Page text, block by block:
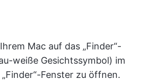
Mac auf das „Finder“-
weiße Gesichtssymbol) im
„Finder“-Fenster zu öffnen.